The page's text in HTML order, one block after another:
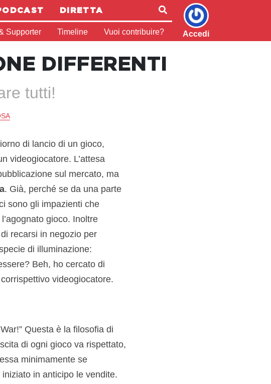
DIRETTA
Supporter Timeline Vuoi contribuire? Accedi
DIFFERENTI
tutti!
di lancio di un gioco,
videogiocatore. L’attesa
sul mercato, ma
. Già, perché se da una parte
sono gli impazienti che
gioco. Inoltre
recarsi in negozio per
di illuminazione:
Beh, ho cercato di
videogiocatore.
Questa è la filosofia di
di ogni gioco va rispettato,
minimamente se
in anticipo le vendite.